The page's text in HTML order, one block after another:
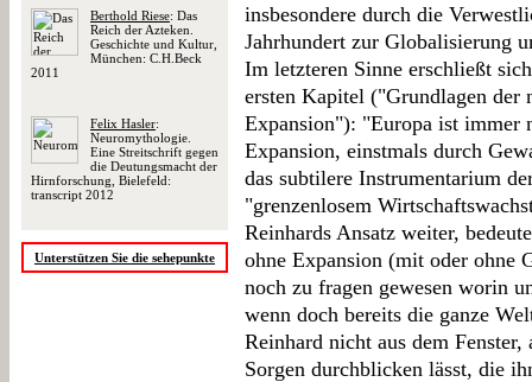
Berthold Riese: Das
Reich der Azteken.
Geschichte und Kultur,
München: C.H.Beck
2011
Felix Hasler:
Neuromythologie.
Eine Streitschrift gegen
die Deutungsmacht der
Hirnforschung, Bielefeld:
transcript 2012
Unterstützen Sie die sehepunkte
insbesondere durch die
Jahrhundert zur Globalisierung
Im letzteren Sinne erschließt
ersten Kapitel ("Grundlagen der
Expansion"): "Europa ist immer
Expansion, einstmals durch
das subtilere Instrumentarium
"grenzenlosem
Reinhards Ansatz weiter,
ohne Expansion (mit oder ohne
noch zu fragen gewesen worin
wenn doch bereits die ganze
Reinhard nicht aus dem
Sorgen durchblicken lässt, die